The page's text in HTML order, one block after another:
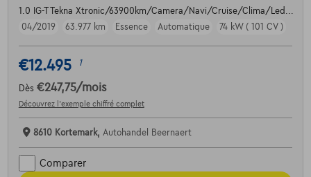
1.0 IG-T Tekna Xtronic/63900km/Camera/Navi/Cruise/Clima/Led...
04/2019
63.977 km Essence Automatique 74 kW ( 101 CV )
€12.495 1
Dès €247,75/mois
Découvrez l’exemple chiffré complet
8610 Kortemark, Autohandel Beernaert
Comparer